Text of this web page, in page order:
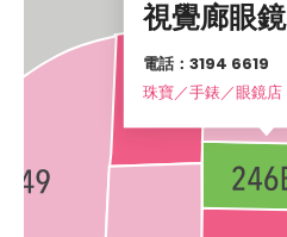
視覺廊眼鏡
電話：3194 6619
珠寶／手錶／眼鏡店